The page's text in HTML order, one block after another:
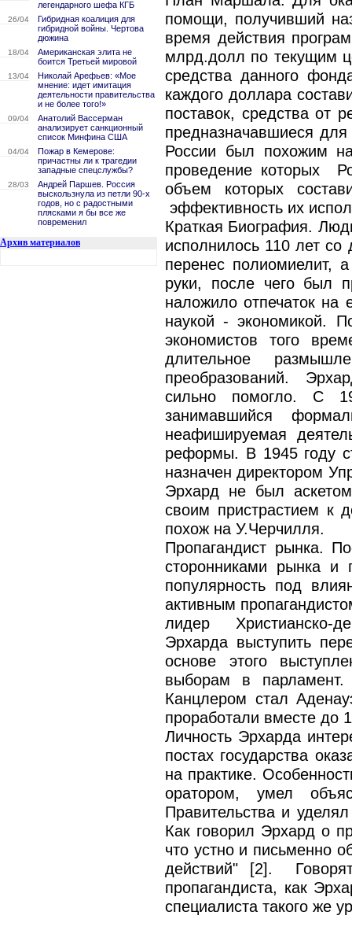
легендарного шефа КГБ
26/04
Гибридная коалиция для
гибридной войны. Чертова
дюжина
18/04
Американская элита не
боится Третьей мировой
13/04
Николай Арефьев: «Мое
мнение: идет имитация
деятельности правительства
и не более того!»
09/04
Анатолий Вассерман
анализирует санкционный
список Минфина США
04/04
Пожар в Кемерове:
причастны ли к трагедии
западные спецслужбы?
28/03
Андрей Паршев. Россия
выскользнула из петли 90-х
годов, но с радостными
плясками я бы все же
повременил
Архив материалов
помощи, получивший
время действия
млрд.долл по текущим
средства данного
каждого доллара
поставок, средства от
предназначавшиеся
России был похожим
проведение которых
объем которых
эффективность их
Краткая Биография.
исполнилось 110 лет
перенес полиомиелит,
руки, после чего был
наложило отпечаток на
наукой - экономикой.
экономистов того
длительное
преобразований.
сильно помогло. С
занимавшийся
неафишируемая
реформы. В 1945 году
назначен директором
Эрхард не был
своим пристрастием к
похож на У.Черчилля.
Пропагандист рынка.
сторонниками рынка и
популярность под
активным
лидер Христианско-
Эрхарда выступить
основе этого
выборам в
Канцлером стал
проработали вместе до
Личность Эрхарда
постах государства
на практике.
оратором, умел
Правительства и
Как говорил Эрхард о
что устно и письменно
действий" [2].
пропагандиста, как
специалиста такого же